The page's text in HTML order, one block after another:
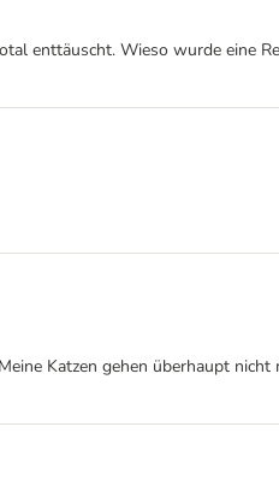
enttäuscht. Wieso wurde eine
Katzen gehen überhaupt nicht